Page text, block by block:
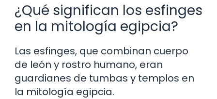
¿Qué significan los esfinges
en la mitología egipcia?
Las esfinges, que combinan cuerpo
de león y rostro humano, eran
guardianes de tumbas y templos en
la mitología egipcia.